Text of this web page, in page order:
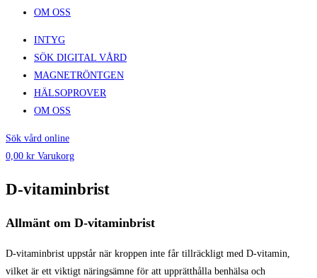
OM OSS
INTYG
SÖK DIGITAL VÅRD
MAGNETRÖNTGEN
HÄLSOPROVER
OM OSS
Sök vård online
0,00 kr Varukorg
D-vitaminbrist
Allmänt om D-vitaminbrist
D-vitaminbrist uppstår när kroppen inte får tillräckligt med D-vitamin,
vilket är ett viktigt näringsämne för att upprätthålla benhälsa och